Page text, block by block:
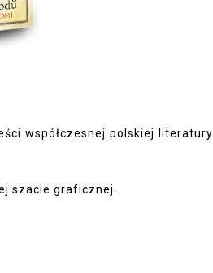
współczesnej polskiej literatury
szacie graficznej.